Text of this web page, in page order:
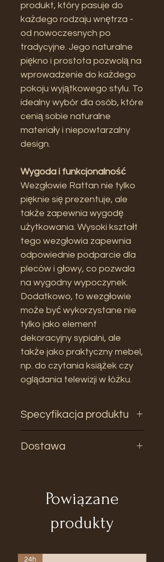
produkt, który pasuje do
każdego rodzaju wnętrza -
od nowoczesnych po
tradycyjne. Jego naturalne
piękno i prostota pozwolą na
wprowadzenie do każdego
pokoju wyjątkowego stylu. To
idealny wybór dla osób, które
cenią sobie naturalne
materiały i niepowtarzalny
design.
Wygoda i funkcjonalność
Wezgłowie Rattan nie tylko
pięknie się prezentuje, ale
także zapewnia wygodę
użytkowania. Wysoki kształt
tego wezgłowia zapewnia
odpowiednie podparcie dla
pleców i głowy, co pozwala
na wygodny wypoczynek.
Dodatkowo, to wezgłowie
może być wykorzystane nie
tylko jako element
dekoracyjny sypialni, ale
także jako praktyczny mebel,
np. do czytania książek czy
oglądania telewizji w łóżku.
Specyfikacja produktu
Szerokość: 160,5cm
paulownia/Rattan
Dostawa
Powiązane
produkty
24h